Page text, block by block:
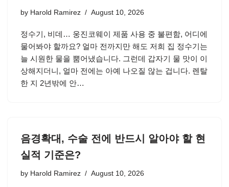
by Harold Ramirez August 10, 2026
정수기, 비데… 웅진코웨이 제품 사용 중 불편함, 어디에
물어봐야 할까요? 얼마 전까지만 해도 저희 집 정수기는
늘 시원한 물을 뿜어냈습니다. 그런데 갑자기 물 맛이 이
상해지더니, 얼마 전에는 아예 나오질 않는 겁니다. 렌탈
한 지 2년밖에 안…
음경확대, 수술 전에 반드시 알아야 할 현
실적 기준은?
by Harold Ramirez August 10, 2026